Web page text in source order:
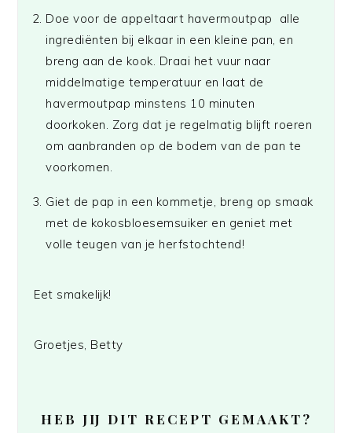
Doe voor de appeltaart havermoutpap alle
ingrediënten bij elkaar in een kleine pan, en
breng aan de kook. Draai het vuur naar
middelmatige temperatuur en laat de
havermoutpap minstens 10 minuten
doorkoken. Zorg dat je regelmatig blijft roeren
om aanbranden op de bodem van de pan te
voorkomen.
Giet de pap in een kommetje, breng op smaak
met de kokosbloesemsuiker en geniet met
volle teugen van je herfstochtend!
Eet smakelijk!
Groetjes, Betty
HEB JIJ DIT RECEPT GEMAAKT?